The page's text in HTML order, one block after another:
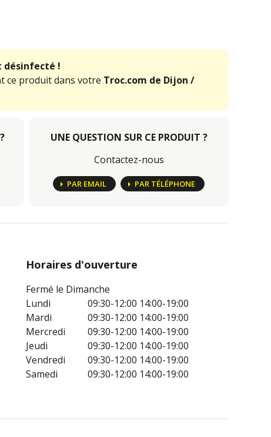
!
ce produit dans votre Troc.com de Dijon /
UNE QUESTION SUR CE PRODUIT ?
Contactez-nous
PAR EMAIL PAR TÉLÉPHONE
Horaires d'ouverture
Fermé le Dimanche
Lundi
09:30-12:00 14:00-19:00
Mardi
09:30-12:00 14:00-19:00
Mercredi
09:30-12:00 14:00-19:00
Jeudi
09:30-12:00 14:00-19:00
Vendredi
09:30-12:00 14:00-19:00
Samedi
09:30-12:00 14:00-19:00